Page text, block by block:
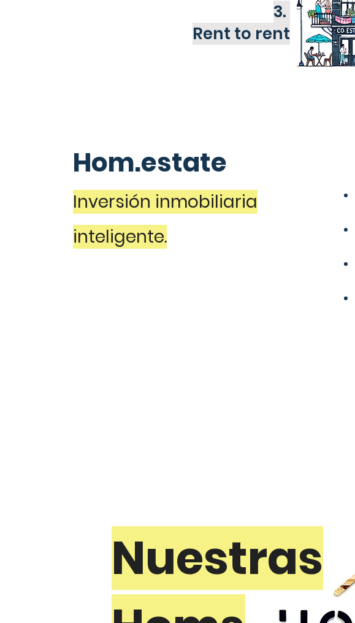
3.
Rent to rent
Hom.estate
Inversión inmobiliaria
inteligente.
Nuestras